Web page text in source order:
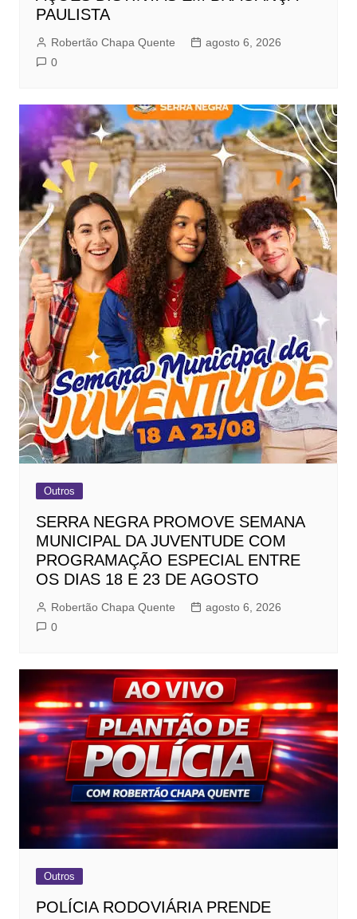
PAULISTA
Robertão Chapa Quente
agosto 6, 2026
0
Outros
SERRA NEGRA PROMOVE SEMANA
MUNICIPAL DA JUVENTUDE COM
PROGRAMAÇÃO ESPECIAL ENTRE
OS DIAS 18 E 23 DE AGOSTO
Robertão Chapa Quente
agosto 6, 2026
0
Outros
POLÍCIA RODOVIÁRIA PRENDE